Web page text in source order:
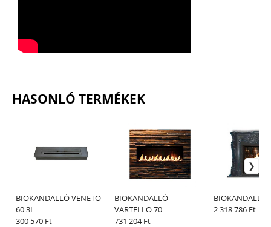
HASONLÓ TERMÉKEK
BIOKANDALLÓ VENETO
60 3L
300 570 Ft
BIOKANDALLÓ
VARTELLO 70
731 204 Ft
BIOKANDALLÓ
2 318 786 Ft